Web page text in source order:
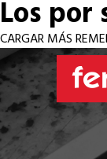
Los por
CARGAR MÁS